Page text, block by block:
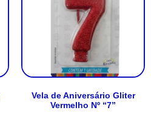
Vela de Aniversário Gliter
Vermelho Nº “7”